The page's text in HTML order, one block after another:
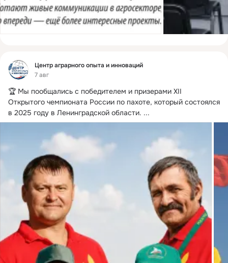
Фид
Центр аграрного опыта и инноваций
7 авг
🏆 Мы пообщались с победителем и призерами XII
Открытого чемпионата России по пахоте, который состоялся
в 2025 году в Ленинградской области. ...